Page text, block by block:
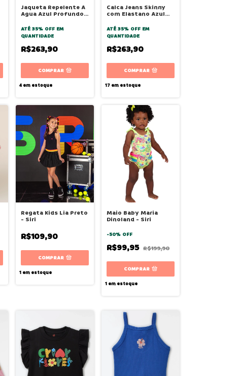
Jaqueta Repelente A
Agua Azul Profundo -
ATÉ 35% OFF EM
QUANTIDADE
R$263,90
COMPRAR
4em estoque
Calca Jeans Skinny
com Elastano Azul
ATÉ 35% OFF EM
QUANTIDADE
R$263,90
COMPRAR
17em estoque
Regata Kids Lia Preto
- Siri
R$109,90
COMPRAR
1em estoque
Maio Baby Maria
Dinoland - Siri
-50% OFF
R$99,95 R$199,90
COMPRAR
1em estoque